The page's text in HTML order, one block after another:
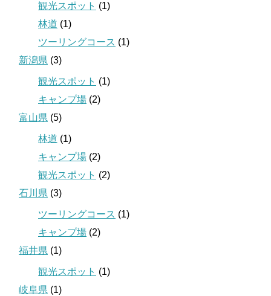
観光スポット (1)
林道 (1)
ツーリングコース (1)
新潟県 (3)
観光スポット (1)
キャンプ場 (2)
富山県 (5)
林道 (1)
キャンプ場 (2)
観光スポット (2)
石川県 (3)
ツーリングコース (1)
キャンプ場 (2)
福井県 (1)
観光スポット (1)
岐阜県 (1)